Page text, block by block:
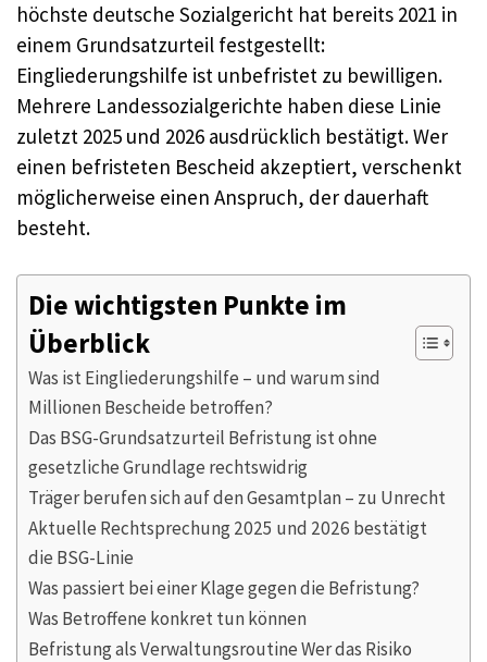
höchste deutsche Sozialgericht hat bereits 2021 in
einem Grundsatzurteil festgestellt:
Eingliederungshilfe ist unbefristet zu bewilligen.
Mehrere Landessozialgerichte haben diese Linie
zuletzt 2025 und 2026 ausdrücklich bestätigt. Wer
einen befristeten Bescheid akzeptiert, verschenkt
möglicherweise einen Anspruch, der dauerhaft
besteht.
Die wichtigsten Punkte im
Überblick
Was ist Eingliederungshilfe – und warum sind
Millionen Bescheide betroffen?
Das BSG-Grundsatzurteil Befristung ist ohne
gesetzliche Grundlage rechtswidrig
Träger berufen sich auf den Gesamtplan – zu Unrecht
Aktuelle Rechtsprechung 2025 und 2026 bestätigt
die BSG-Linie
Was passiert bei einer Klage gegen die Befristung?
Was Betroffene konkret tun können
Befristung als Verwaltungsroutine Wer das Risiko